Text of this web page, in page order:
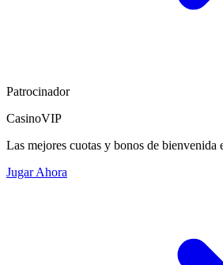
Patrocinador
CasinoVIP
Las mejores cuotas y bonos de bienvenida
Jugar Ahora